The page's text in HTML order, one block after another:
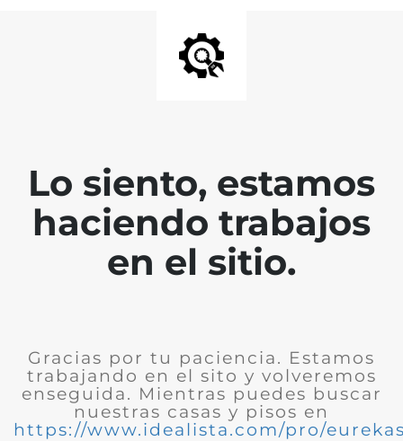
Lo siento, estamos
haciendo trabajos
en el sitio.
Gracias por tu paciencia. Estamos
trabajando en el sito y volveremos
enseguida. Mientras puedes buscar
nuestras casas y pisos en
https://www.idealista.com/pro/